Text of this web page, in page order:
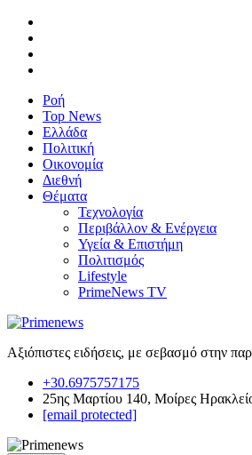
Ροή
Top News
Ελλάδα
Πολιτική
Οικονομία
Διεθνή
Θέματα
Τεχνολογία
Περιβάλλον & Ενέργεια
Υγεία & Επιστήμη
Πολιτισμός
Lifestyle
PrimeNews TV
Αξιόπιστες ειδήσεις, με σεβασμό στην
+30.6975757175
25ης Μαρτίου 140, Μοίρες
[email protected]